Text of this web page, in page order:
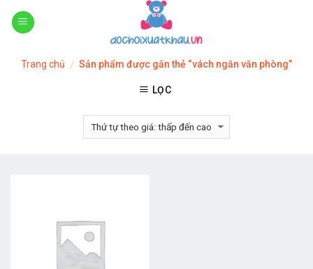
Skip
Trang chủ / Sản phẩm được gắn thẻ “vách ngăn văn phòng”
LỌC